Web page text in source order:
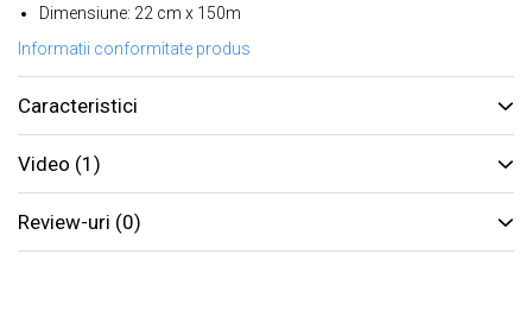
Dimensiune: 22 cm x 150m
Informatii conformitate produs
Caracteristici
Video (1)
Review-uri (0)